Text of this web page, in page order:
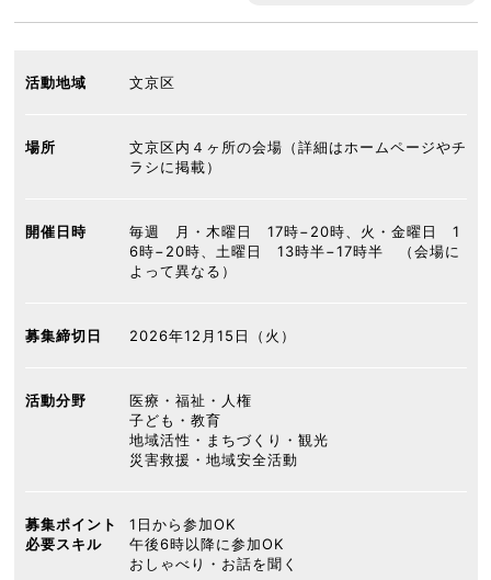
活動地域 文京区
場所
文京区内４ヶ所の会場（詳細はホームページやチ
ラシに掲載）
開催日時
毎週 月・木曜日 17時−20時、火・金曜日 1
6時−20時、土曜日 13時半−17時半 （会場に
よって異なる）
募集締切日 2026年12月15日（火）
活動分野
医療・福祉・人権
子ども・教育
地域活性・まちづくり・観光
災害救援・地域安全活動
募集ポイント
必要スキル
1日から参加OK
午後6時以降に参加OK
おしゃべり・お話を聞く